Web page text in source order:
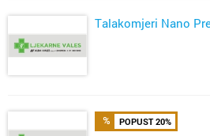
Talakomjeri Nano
POPUST 20%